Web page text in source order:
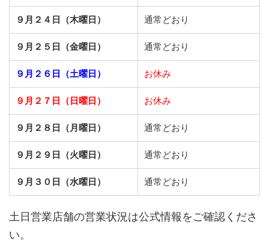
９月２４日（木曜日） 通常どおり
９月２５日（金曜日） 通常どおり
９月２６日（土曜日） お休み
９月２７日（日曜日） お休み
９月２８日（月曜日） 通常どおり
９月２９日（火曜日） 通常どおり
９月３０日（水曜日） 通常どおり
土日営業店舗の営業状況は公式情報をご確認くださ
い。